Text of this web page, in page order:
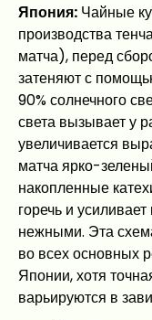
Япония: Чайные
производства
матча), перед
затеняют с
90% солнечного
света вызывает у
увеличивается
матча ярко-
накопленные
горечь и
нежными. Эта
во всех основных
Японии, хотя
варьируются в